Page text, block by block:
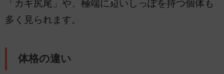
「カギ尻尾」や、極端に短いしっぽを持つ個体も
多く見られます。
体格の違い